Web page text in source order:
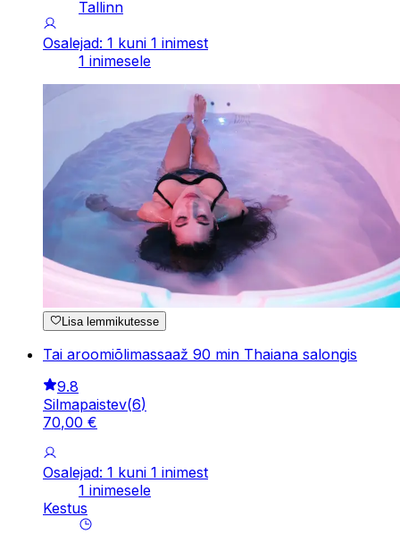
Tallinn
Osalejad: 1 kuni 1 inimest
1 inimesele
Lisa lemmikutesse
Tai aroomiõlimassaaž 90 min Thaiana salongis
9.8
Silmapaistev(6)
70,00 €
Osalejad: 1 kuni 1 inimest
1 inimesele
Kestus